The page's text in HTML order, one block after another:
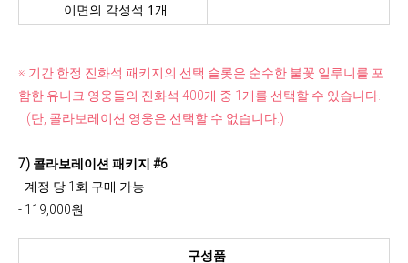
이면의 각성석 1개
※ 기간 한정 진화석 패키지의 선택 슬롯은 순수한 불꽃 일루니를 포
함한 유니크 영웅들의 진화석 400개 중 1개를 선택할 수 있습니다.
(단, 콜라보레이션 영웅은 선택할 수 없습니다.)
7) 콜라보레이션 패키지 #6
- 계정 당 1회 구매 가능
- 119,000원
구성품